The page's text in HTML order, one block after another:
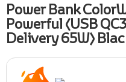
Power Bank
Powerful (USB
Delivery 65W)